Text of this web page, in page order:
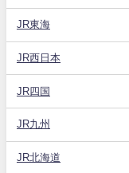
JR東海
JR西日本
JR四国
JR九州
JR北海道